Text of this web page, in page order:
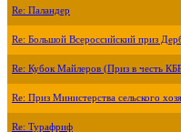
Re: Паландер
Re: Большой Всероссийский приз
Re: Кубок Майлеров (Приз в честь
Re: Приз Министерства сельского
Re: Турафриф